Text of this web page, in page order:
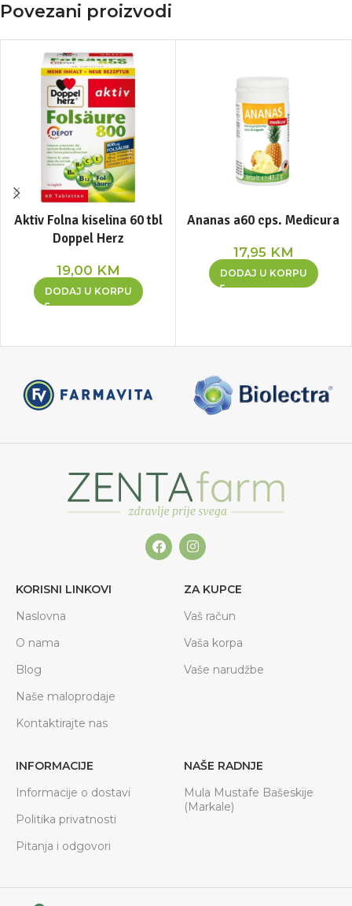
Povezani proizvodi
Aktiv Folna kiselina 60 tbl
Doppel Herz
19,00 KM
DODAJ U KORPU
Ananas a60 cps. Medicura
17,95 KM
DODAJ U KORPU
KORISNI LINKOVI
Naslovna
O nama
Blog
Naše maloprodaje
Kontaktirajte nas
ZA KUPCE
Vaš račun
Vaša korpa
Vaše narudžbe
INFORMACIJE
Informacije o dostavi
Politika privatnosti
Pitanja i odgovori
NAŠE RADNJE
Mula Mustafe Bašeskije
(Markale)